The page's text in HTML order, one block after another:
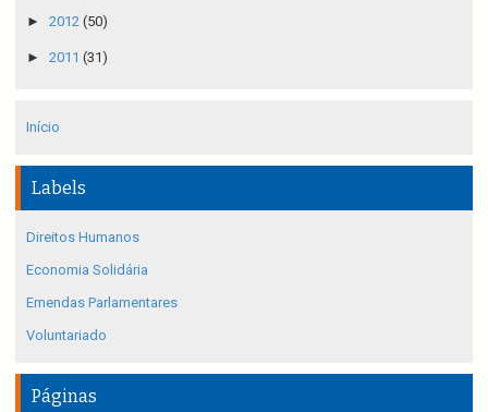
► 2012 (50)
► 2011 (31)
Início
Labels
Direitos Humanos
Economia Solidária
Emendas Parlamentares
Voluntariado
Páginas